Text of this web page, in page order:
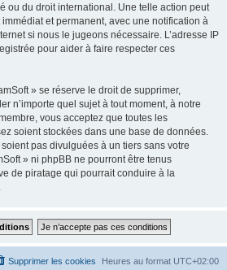
ou du droit international. Une telle action peut
et permanent, avec une notification à
si nous le jugeons nécessaire. L’adresse IP
pour aider à faire respecter ces
» se réserve le droit de supprimer,
n’importe quel sujet à tout moment, à notre
vous acceptez que toutes les
soient stockées dans une base de données.
pas divulguées à un tiers sans votre
» ni phpBB ne pourront être tenus
de piratage qui pourrait conduire à la
Heures au format UTC+02:00
Supprimer les cookies